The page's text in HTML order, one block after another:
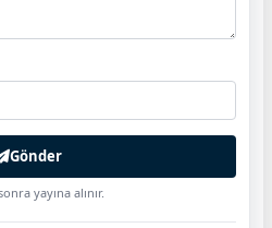
Gönder
yayına alınır.